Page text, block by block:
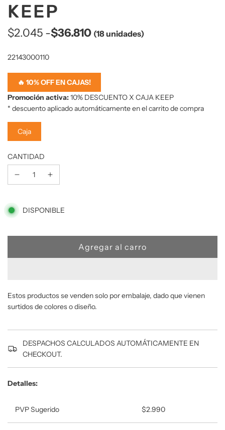
KEEP
oferta
$2.045 -$36.810 (18 unidades)
22143000110
🔥 10% OFF EN CAJAS!
Promoción activa:10% DESCUENTO X CAJA KEEP
* descuento aplicado automáticamente en el carrito de compra
Caja
CANTIDAD
1
DISPONIBLE
C
a
n
.
Agregar al carro
Estos productos se venden solo por embalaje, dado que vienen
surtidos de colores o diseño.
DESPACHOS CALCULADOS AUTOMÁTICAMENTE EN
CHECKOUT.
Detalles:
PVP Sugerido $2.990